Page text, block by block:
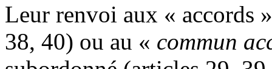
Leur renvoi aux « accords
38, 40) ou au « commun